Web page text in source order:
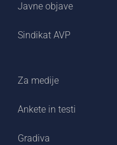
Javne objave
Sindikat AVP
Za medije
Ankete in testi
Gradiva